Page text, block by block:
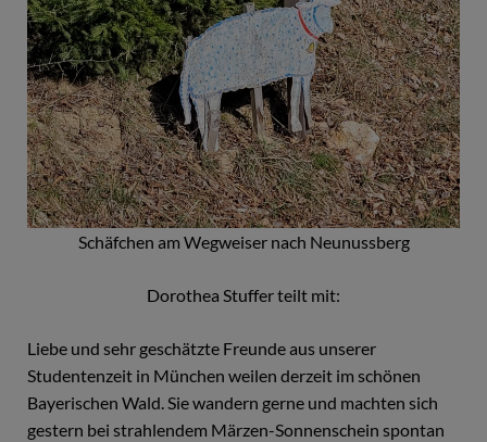
Schäfchen am Wegweiser nach Neunussberg
Dorothea Stuffer teilt mit:
Liebe und sehr geschätzte Freunde aus unserer
Studentenzeit in München weilen derzeit im schönen
Bayerischen Wald. Sie wandern gerne und machten sich
gestern bei strahlendem Märzen-Sonnenschein spontan